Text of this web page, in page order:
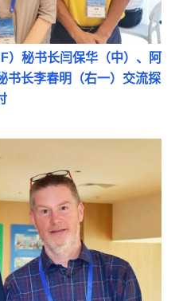
）秘书长闫保华（中）、阿
书长李春明（右一）交流探